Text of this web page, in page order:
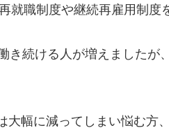
就職制度や継続再雇用制度
き続ける人が増えましたが
大幅に減ってしまい悩む方